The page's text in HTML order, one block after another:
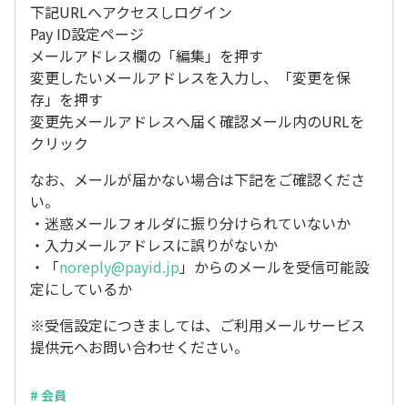
下記URLへアクセスしログイン
Pay ID設定ページ
メールアドレス欄の「編集」を押す
変更したいメールアドレスを入力し、「変更を保
存」を押す
変更先メールアドレスへ届く確認メール内のURLを
クリック
なお、メールが届かない場合は下記をご確認くださ
い。
・迷惑メールフォルダに振り分けられていないか
・入力メールアドレスに誤りがないか
・「noreply@payid.jp 」からのメールを受信可能設
定にしているか
※受信設定につきましては、ご利用メールサービス
提供元へお問い合わせください。
# 会員